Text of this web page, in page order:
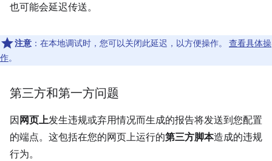
也可能会延迟传送。
注意 ：在本地调试时，您可以关闭此延迟，以方便操作。 查看具体操
作。
第三方和第一方问题
因 网页上发生违规或弃用情况而生成的报告将发送到您配置
的端点。这包括在您的网页上运行的第三方脚本造成的违规
行为。